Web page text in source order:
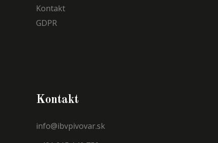
Kontakt
GDPR
Kontakt
info@ibvpivovar.sk